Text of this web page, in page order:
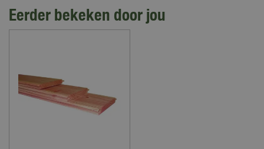
Eerder bekeken door jou